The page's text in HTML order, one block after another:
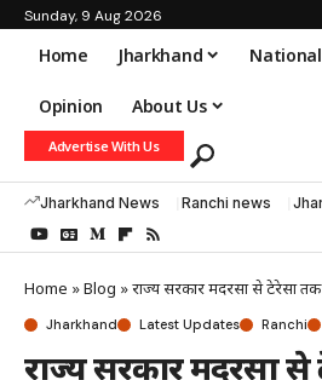
Sunday, 9 Aug 2026
Home Jharkhand National
Opinion About Us
Advertise With Us
Jharkhand News Ranchi news
Home »Blog »राज्य सरकार मदरसा से टेरेसा तक केंद्रित,
Jharkhand Latest Updates Ranchi
राज्य सरकार मदरसा